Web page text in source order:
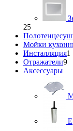
25
Мойки
Инсталляция1
Отражатели9
Аксессуары